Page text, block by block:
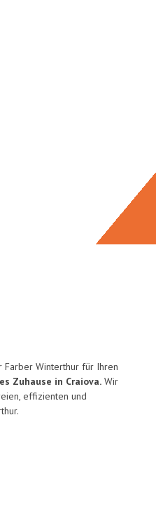
Farber Winterthur für Ihren
Zuhause in Craiova. Wir
effizienten und